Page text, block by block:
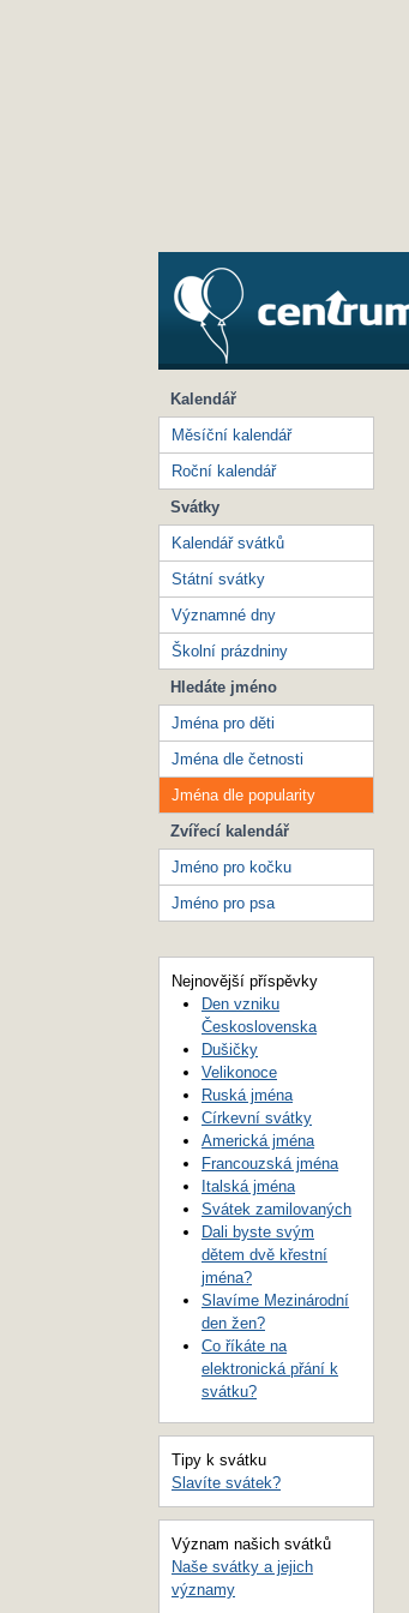
Kalendář
Měsíční kalendář
Roční kalendář
Svátky
Kalendář svátků
Státní svátky
Významné dny
Školní prázdniny
Hledáte jméno
Jména pro děti
Jména dle četnosti
Jména dle popularity
Zvířecí kalendář
Jméno pro kočku
Jméno pro psa
Nejnovější příspěvky
Den vzniku
Československa
Dušičky
Velikonoce
Ruská jména
Církevní svátky
Americká jména
Francouzská jména
Italská jména
Svátek zamilovaných
Dali byste svým
dětem dvě křestní
jména?
Slavíme Mezinárodní
den žen?
Co říkáte na
elektronická přání k
svátku?
Tipy k svátku
Slavíte svátek?
Význam našich svátků
Naše svátky a jejich
významy